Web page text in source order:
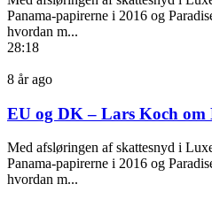
Panama-papirerne i 2016 og
hvordan m...
28:18
8 år ago
EU og DK – Lars Koch om
Med afsløringen af skattesnyd i
Panama-papirerne i 2016 og
hvordan m...